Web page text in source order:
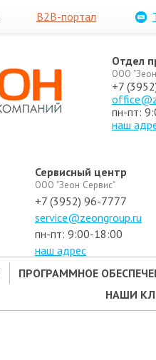
B2B-портал
Отдел
ООО
+7
пн-пт:
наш
Сервисный центр
ООО "Зеон Сервис"
+7 (3952) 96-7777
service@zeongroup.ru
пн-пт: 9:00-18:00
наш адрес
ПРОГРАММНОЕ
НАШИ